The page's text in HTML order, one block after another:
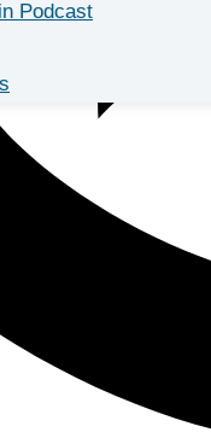
Podcast